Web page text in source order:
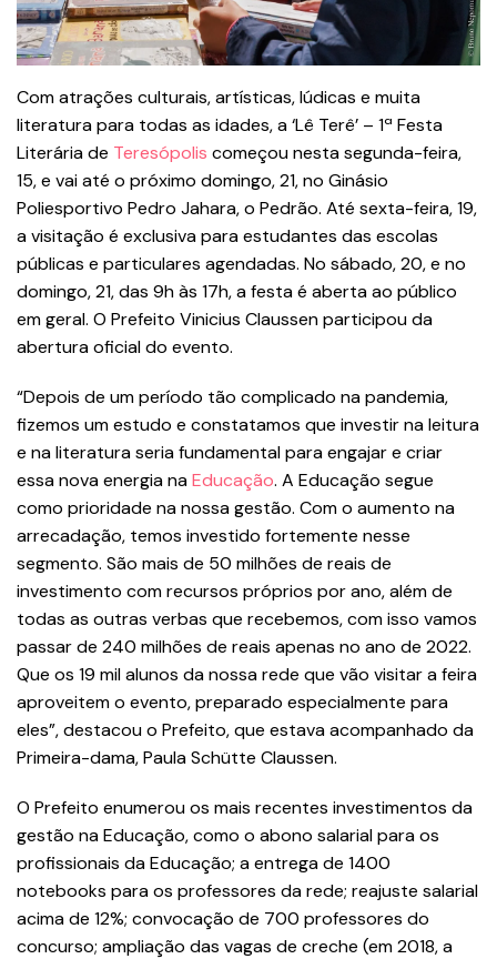
Com atrações culturais, artísticas, lúdicas e muita
literatura para todas as idades, a ‘Lê Terê’ – 1ª Festa
Literária de Teresópolis começou nesta segunda-feira,
15, e vai até o próximo domingo, 21, no Ginásio
Poliesportivo Pedro Jahara, o Pedrão. Até sexta-feira, 19,
a visitação é exclusiva para estudantes das escolas
públicas e particulares agendadas. No sábado, 20, e no
domingo, 21, das 9h às 17h, a festa é aberta ao público
em geral. O Prefeito Vinicius Claussen participou da
abertura oficial do evento.
“Depois de um período tão complicado na pandemia,
fizemos um estudo e constatamos que investir na leitura
e na literatura seria fundamental para engajar e criar
essa nova energia naEducação. A Educação segue
como prioridade na nossa gestão. Com o aumento na
arrecadação, temos investido fortemente nesse
segmento. São mais de 50 milhões de reais de
investimento com recursos próprios por ano, além de
todas as outras verbas que recebemos, com isso vamos
passar de 240 milhões de reais apenas no ano de 2022.
Que os 19 mil alunos da nossa rede que vão visitar a feira
aproveitem o evento, preparado especialmente para
eles”, destacou o Prefeito, que estava acompanhado da
Primeira-dama, Paula Schütte Claussen.
O Prefeito enumerou os mais recentes investimentos da
gestão na Educação, como o abono salarial para os
profissionais da Educação; a entrega de 1400
notebooks para os professores da rede; reajuste salarial
acima de 12%; convocação de 700 professores do
concurso; ampliação das vagas de creche (em 2018, a